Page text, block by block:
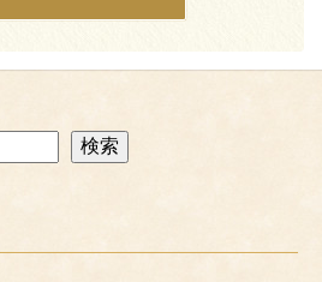
検索